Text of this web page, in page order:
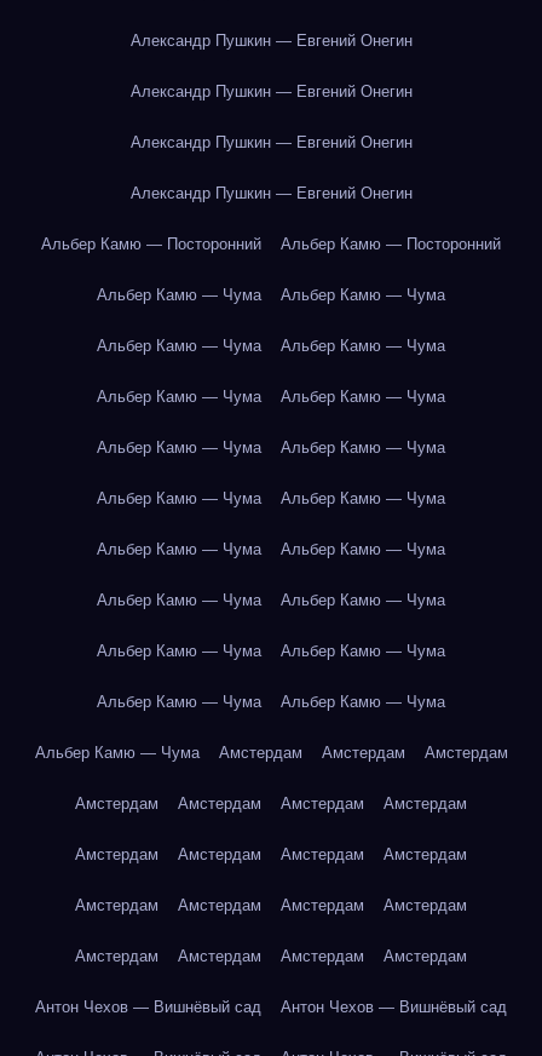
Александр Пушкин — Евгений Онегин
Александр Пушкин — Евгений Онегин
Александр Пушкин — Евгений Онегин
Александр Пушкин — Евгений Онегин
Альбер Камю — Посторонний Альбер Камю — Посторонний
Альбер Камю — Чума Альбер Камю — Чума
Альбер Камю — Чума Альбер Камю — Чума
Альбер Камю — Чума Альбер Камю — Чума
Альбер Камю — Чума Альбер Камю — Чума
Альбер Камю — Чума Альбер Камю — Чума
Альбер Камю — Чума Альбер Камю — Чума
Альбер Камю — Чума Альбер Камю — Чума
Альбер Камю — Чума Альбер Камю — Чума
Альбер Камю — Чума Альбер Камю — Чума
Альбер Камю — Чума Амстердам Амстердам Амстердам
Амстердам Амстердам Амстердам Амстердам
Амстердам Амстердам Амстердам Амстердам
Амстердам Амстердам Амстердам Амстердам
Амстердам Амстердам Амстердам Амстердам
Антон Чехов — Вишнёвый сад Антон Чехов — Вишнёвый сад